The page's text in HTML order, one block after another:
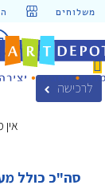
משלוחים
לרכישה
אין
סה"כ כולל